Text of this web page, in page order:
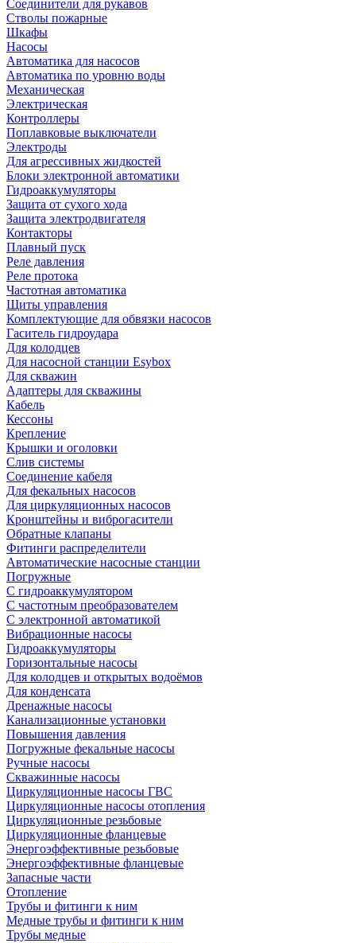
Соединители для рукавов
Стволы пожарные
Шкафы
Насосы
Автоматика для насосов
Автоматика по уровню воды
Механическая
Электрическая
Контроллеры
Поплавковые выключатели
Электроды
Для агрессивных жидкостей
Блоки электронной автоматики
Гидроаккумуляторы
Защита от сухого хода
Защита электродвигателя
Контакторы
Плавный пуск
Реле давления
Реле протока
Частотная автоматика
Щиты управления
Комплектующие для обвязки насосов
Гаситель гидроудара
Для колодцев
Для насосной станции Esybox
Для скважин
Адаптеры для скважины
Кабель
Кессоны
Крепление
Крышки и оголовки
Слив системы
Соединение кабеля
Для фекальных насосов
Для циркуляционных насосов
Кронштейны и виброгасители
Обратные клапаны
Фитинги распределители
Автоматические насосные станции
Погружные
С гидроаккумулятором
С частотным преобразователем
С электронной автоматикой
Вибрационные насосы
Гидроаккумуляторы
Горизонтальные насосы
Для колодцев и открытых водоёмов
Для конденсата
Дренажные насосы
Канализационные установки
Повышения давления
Погружные фекальные насосы
Ручные насосы
Скважинные насосы
Циркуляционные насосы ГВС
Циркуляционные насосы отопления
Циркуляционные резьбовые
Циркуляционные фланцевые
Энергоэффективные резьбовые
Энергоэффективные фланцевые
Запасные части
Отопление
Трубы и фитинги к ним
Медные трубы и фитинги к ним
Трубы медные